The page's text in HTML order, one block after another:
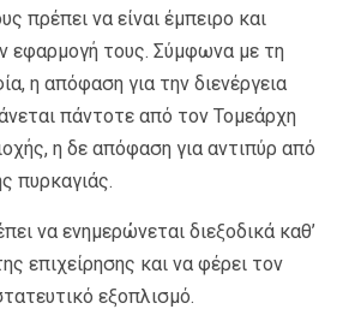
πρέπει να είναι έμπειρο και
εφαρμογή τους. Σύμφωνα με τη
η απόφαση για την διενέργεια
πάντοτε από τον Τομεάρχη
η δε απόφαση για αντιπύρ από
πυρκαγιάς.
να ενημερώνεται διεξοδικά καθ’
επιχείρησης και να φέρει τον
εξοπλισμό.